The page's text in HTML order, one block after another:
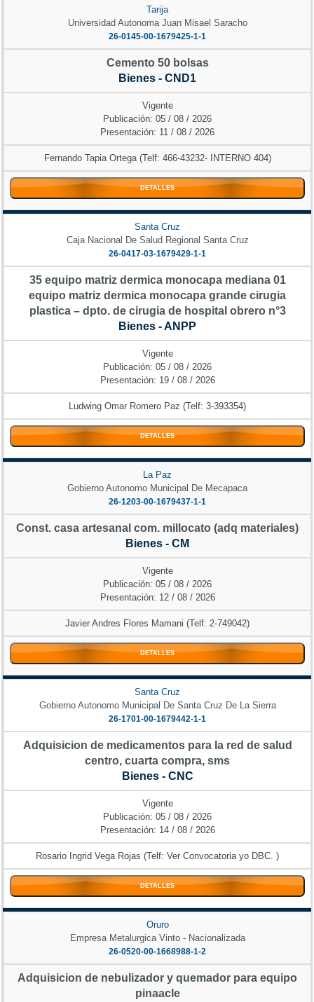
Tarija
Universidad Autonoma Juan Misael Saracho
26-0145-00-1679425-1-1
Cemento 50 bolsas
Bienes - CND1
Vigente
Publicación: 05 / 08 / 2026
Presentación: 11 / 08 / 2026
Fernando Tapia Ortega (Telf: 466-43232- INTERNO 404)
DETALLES
Santa Cruz
Caja Nacional De Salud Regional Santa Cruz
26-0417-03-1679429-1-1
35 equipo matriz dermica monocapa mediana 01
equipo matriz dermica monocapa grande cirugia
plastica – dpto. de cirugia de hospital obrero n°3
Bienes - ANPP
Vigente
Publicación: 05 / 08 / 2026
Presentación: 19 / 08 / 2026
Ludwing Omar Romero Paz (Telf: 3-393354)
DETALLES
La Paz
Gobierno Autonomo Municipal De Mecapaca
26-1203-00-1679437-1-1
Const. casa artesanal com. millocato (adq materiales)
Bienes - CM
Vigente
Publicación: 05 / 08 / 2026
Presentación: 12 / 08 / 2026
Javier Andres Flores Mamani (Telf: 2-749042)
DETALLES
Santa Cruz
Gobierno Autonomo Municipal De Santa Cruz De La Sierra
26-1701-00-1679442-1-1
Adquisicion de medicamentos para la red de salud
centro, cuarta compra, sms
Bienes - CNC
Vigente
Publicación: 05 / 08 / 2026
Presentación: 14 / 08 / 2026
Rosario Ingrid Vega Rojas (Telf: Ver Convocatoria yo DBC. )
DETALLES
Oruro
Empresa Metalurgica Vinto - Nacionalizada
26-0520-00-1668988-1-2
Adquisicion de nebulizador y quemador para equipo
pinaacle